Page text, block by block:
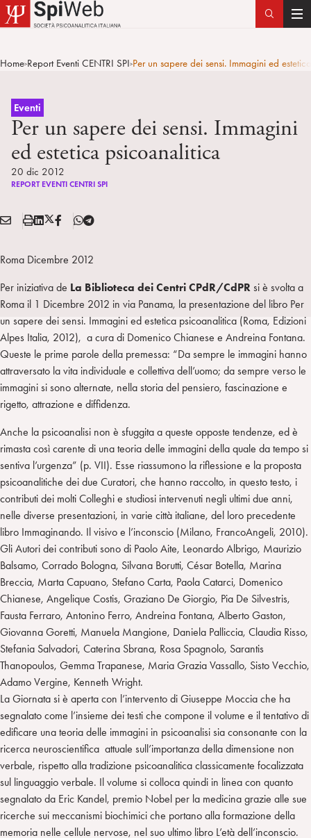
T
g
n
a
Home>Report Eventi CENTRI SPI>Per un sapere dei sensi. Immagini ed
Eventi
Per un sapere dei sensi. Immagini
ed estetica psicoanalitica
20 dic 2012
REPORT EVENTI CENTRI SPI
Condividi:
E
A
L
S
p
a
L
n
e
d
i
n
X
i
t
e
r
F
T
l
g
r
a
m
Roma Dicembre 2012
Per iniziativa de La Biblioteca dei Centri CPdR/CdPR si è svolta a
Roma il 1 Dicembre 2012 in via Panama, la presentazione del libro Per
un sapere dei sensi. Immagini ed estetica psicoanalitica (Roma, Edizioni
Alpes Italia, 2012), a cura di Domenico Chianese e Andreina Fontana.
Queste le prime parole della premessa: “Da sempre le immagini hanno
attraversato la vita individuale e collettiva dell’uomo; da sempre verso le
immagini si sono alternate, nella storia del pensiero, fascinazione e
rigetto, attrazione e diffidenza.
Anche la psicoanalisi non è sfuggita a queste opposte tendenze, ed è
rimasta così carente di una teoria delle immagini della quale da tempo si
sentiva l’urgenza” (p. VII). Esse riassumono la riflessione e la proposta
psicoanalitiche dei due Curatori, che hanno raccolto, in questo testo, i
contributi dei molti Colleghi e studiosi intervenuti negli ultimi due anni,
nelle diverse presentazioni, in varie città italiane, del loro precedente
libro Immaginando. Il visivo e l’inconscio (Milano, FrancoAngeli, 2010).
Gli Autori dei contributi sono di Paolo Aite, Leonardo Albrigo, Maurizio
Balsamo, Corrado Bologna, Silvana Borutti, César Botella, Marina
Breccia, Marta Capuano, Stefano Carta, Paola Catarci, Domenico
Chianese, Angelique Costis, Graziano De Giorgio, Pia De Silvestris,
Fausta Ferraro, Antonino Ferro, Andreina Fontana, Alberto Gaston,
Giovanna Goretti, Manuela Mangione, Daniela Palliccia, Claudia Risso,
Stefania Salvadori, Caterina Sbrana, Rosa Spagnolo, Sarantis
Thanopoulos, Gemma Trapanese, Maria Grazia Vassallo, Sisto Vecchio,
Adamo Vergine, Kenneth Wright.
La Giornata si è aperta con l’intervento di Giuseppe Moccia che ha
segnalato come l’insieme dei testi che compone il volume e il tentativo di
edificare una teoria delle immagini in psicoanalisi sia consonante con la
ricerca neuroscientifica attuale sull’importanza della dimensione non
verbale, rispetto alla tradizione psicoanalitica classicamente focalizzata
sul linguaggio verbale. Il volume si colloca quindi in linea con quanto
segnalato da Eric Kandel, premio Nobel per la medicina grazie alle sue
ricerche sui meccanismi biochimici che portano alla formazione della
memoria nelle cellule nervose, nel suo ultimo libro L’età dell’inconscio.